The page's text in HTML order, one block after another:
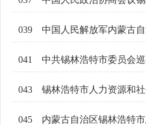
039
041
043 锡林浩特市人力资源和
045 内蒙古自治区锡林浩特